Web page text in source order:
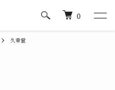
0
久幸堂